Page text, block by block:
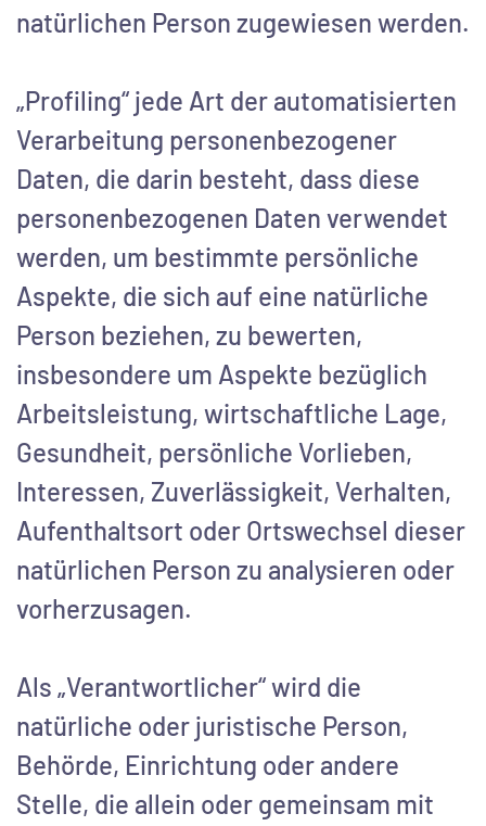
natürlichen Person zugewiesen werden.
„Profiling“ jede Art der automatisierten
Verarbeitung personenbezogener
Daten, die darin besteht, dass diese
personenbezogenen Daten verwendet
werden, um bestimmte persönliche
Aspekte, die sich auf eine natürliche
Person beziehen, zu bewerten,
insbesondere um Aspekte bezüglich
Arbeitsleistung, wirtschaftliche Lage,
Gesundheit, persönliche Vorlieben,
Interessen, Zuverlässigkeit, Verhalten,
Aufenthaltsort oder Ortswechsel dieser
natürlichen Person zu analysieren oder
vorherzusagen.
Als „Verantwortlicher“ wird die
natürliche oder juristische Person,
Behörde, Einrichtung oder andere
Stelle, die allein oder gemeinsam mit